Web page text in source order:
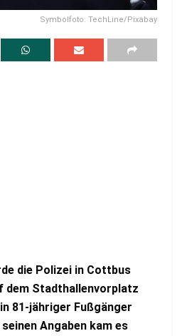
Symbolfoto: TechLine/Pixabay
die Polizei in Cottbus
dem Stadthallenvorplatz
81-jähriger Fußgänger
Angaben kam es